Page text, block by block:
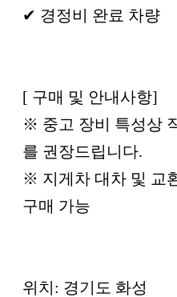
✔ 경정비 완료 차량
[ 구매 및 안내사항]
※ 중고 장비 특성상
를 권장드립니다.
※ 지게차 대차 및 교
구매 가능
위치: 경기도 화성